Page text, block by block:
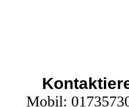
Mobil: